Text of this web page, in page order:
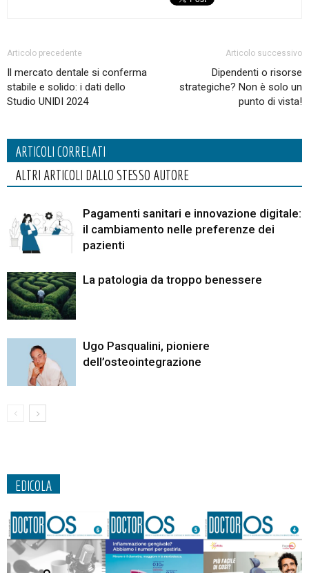
Articolo precedente
Il mercato dentale si conferma
stabile e solido: i dati dello
Studio UNIDI 2024
Articolo successivo
Dipendenti o risorse
strategiche? Non è solo un
punto di vista!
ARTICOLI CORRELATI
ALTRI ARTICOLI DALLO STESSO AUTORE
Pagamenti sanitari e innovazione digitale:
il cambiamento nelle preferenze dei
pazienti
La patologia da troppo benessere
Ugo Pasqualini, pioniere
dell’osteointegrazione
EDICOLA